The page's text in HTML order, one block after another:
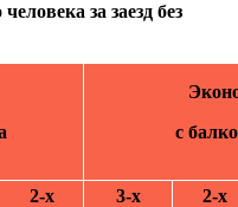
за заезд без
с
2-х
3-х
2-х